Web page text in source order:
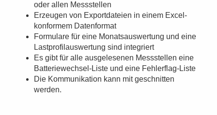
oder allen Messstellen
Erzeugen von Exportdateien in einem Excel-
konformem Datenformat
Formulare für eine Monatsauswertung und eine
Lastprofilauswertung sind integriert
Es gibt für alle ausgelesenen Messstellen eine
Batteriewechsel-Liste und eine Fehlerflag-Liste
Die Kommunikation kann mit geschnitten
werden.